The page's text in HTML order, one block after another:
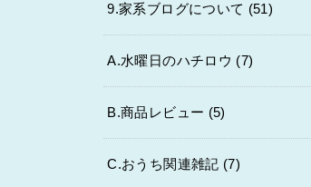
9.家系ブログについて (51)
A.水曜日のハチロウ (7)
B.商品レビュー (5)
C.おうち関連雑記 (7)